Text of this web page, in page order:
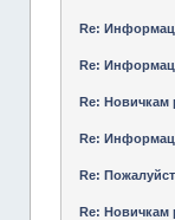
Re:
Re:
Re: Новичкам
Re:
Re:
Re: Новичкам